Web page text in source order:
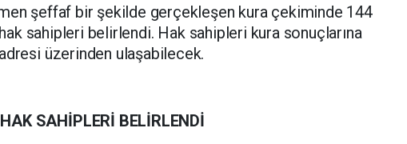
şeffaf bir şekilde gerçekleşen kura çekiminde 144
sahipleri belirlendi. Hak sahipleri kura sonuçlarına
adresi üzerinden ulaşabilecek.
SAHİPLERİ BELİRLENDİ